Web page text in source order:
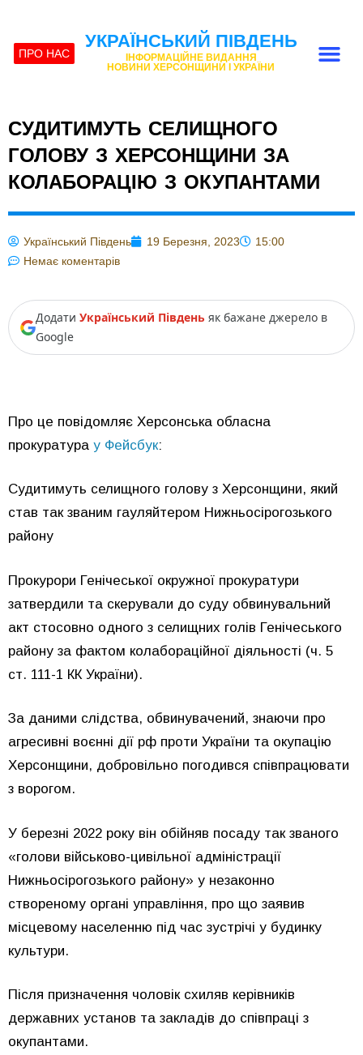
ПРО НАС
УКРАЇНСЬКИЙ ПІВДЕНЬ
ІНФОРМАЦІЙНЕ ВИДАННЯ
НОВИНИ ХЕРСОНЩИНИ І УКРАЇНИ
СУДИТИМУТЬ СЕЛИЩНОГО
ГОЛОВУ З ХЕРСОНЩИНИ ЗА
КОЛАБОРАЦІЮ З ОКУПАНТАМИ
Український Південь 19 Березня, 2023
15:00
Немає коментарів
Додати Український Південь як бажане джерело в
Google
Про це повідомляє Херсонська обласна
прокуратура у Фейсбук:
Судитимуть селищного голову з Херсонщини, який
став так званим гауляйтером Нижньосірогозького
району
Прокурори Генічеської окружної прокуратури
затвердили та скерували до суду обвинувальний
акт стосовно одного з селищних голів Генічеського
району за фактом колабораційної діяльності (ч. 5
ст. 111-1 КК України).
За даними слідства, обвинувачений, знаючи про
агресивні воєнні дії рф проти України та окупацію
Херсонщини, добровільно погодився співпрацювати
з ворогом.
У березні 2022 року він обійняв посаду так званого
«голови військово-цивільної адміністрації
Нижньосірогозького району» у незаконно
створеному органі управління, про що заявив
місцевому населенню під час зустрічі у будинку
культури.
Після призначення чоловік схиляв керівників
державних установ та закладів до співпраці з
окупантами.